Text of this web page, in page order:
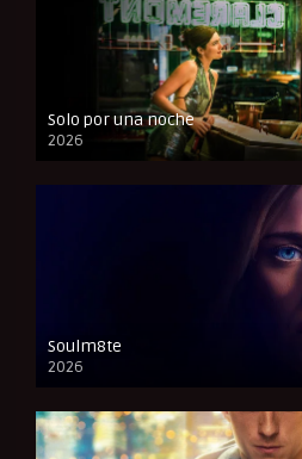
Solo por una noche
2026
Soulm8te
2026
FULL HD